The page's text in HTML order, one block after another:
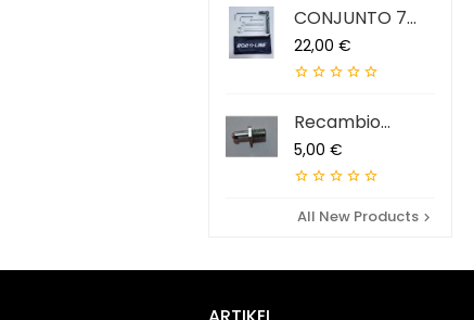
CONJUNTO 7
HERRAMIENTAS...
Preis
22,00 €
    
Recambio
Extractor...
Preis
5,00 €
    
All New Products 